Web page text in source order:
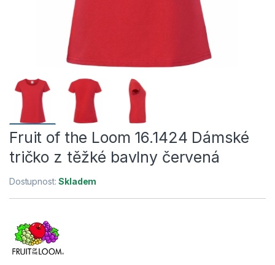
Fruit of the Loom 16.1424 Dámské
tričko z těžké bavlny červená
Dostupnost:Skladem